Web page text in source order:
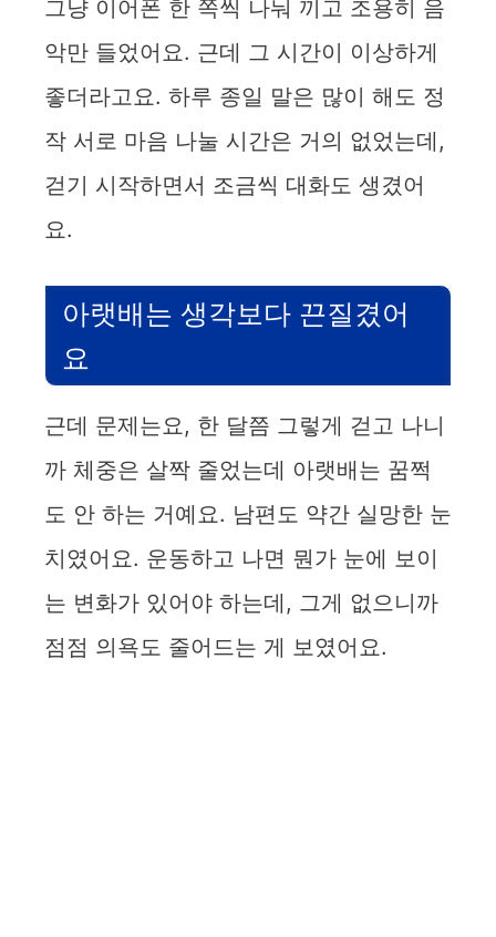
그냥 이어폰 한 쪽씩 나눠 끼고 조용히 음
악만 들었어요. 근데 그 시간이 이상하게
좋더라고요. 하루 종일 말은 많이 해도 정
작 서로 마음 나눌 시간은 거의 없었는데,
걷기 시작하면서 조금씩 대화도 생겼어
요.
아랫배는 생각보다 끈질겼어
요
근데 문제는요, 한 달쯤 그렇게 걷고 나니
까 체중은 살짝 줄었는데 아랫배는 꿈쩍
도 안 하는 거예요. 남편도 약간 실망한 눈
치였어요. 운동하고 나면 뭔가 눈에 보이
는 변화가 있어야 하는데, 그게 없으니까
점점 의욕도 줄어드는 게 보였어요.